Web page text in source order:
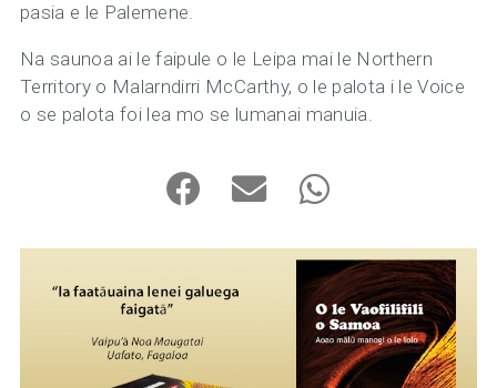
pasia e le Palemene.
Na saunoa ai le faipule o le Leipa mai le Northern
Territory o Malarndirri McCarthy, o le palota i le Voice
o se palota foi lea mo se lumanai manuia.